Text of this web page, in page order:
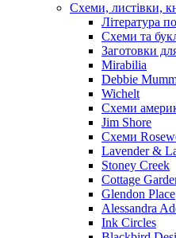
Схеми, листівки,
Література
Схеми та
Заготовки
Mirabilia
Debbie
Wichelt
Схеми
Jim Shore
Cхеми
Lavender &
Stoney Creek
Cottage
Glendon Place
Alessandra
Ink Circles